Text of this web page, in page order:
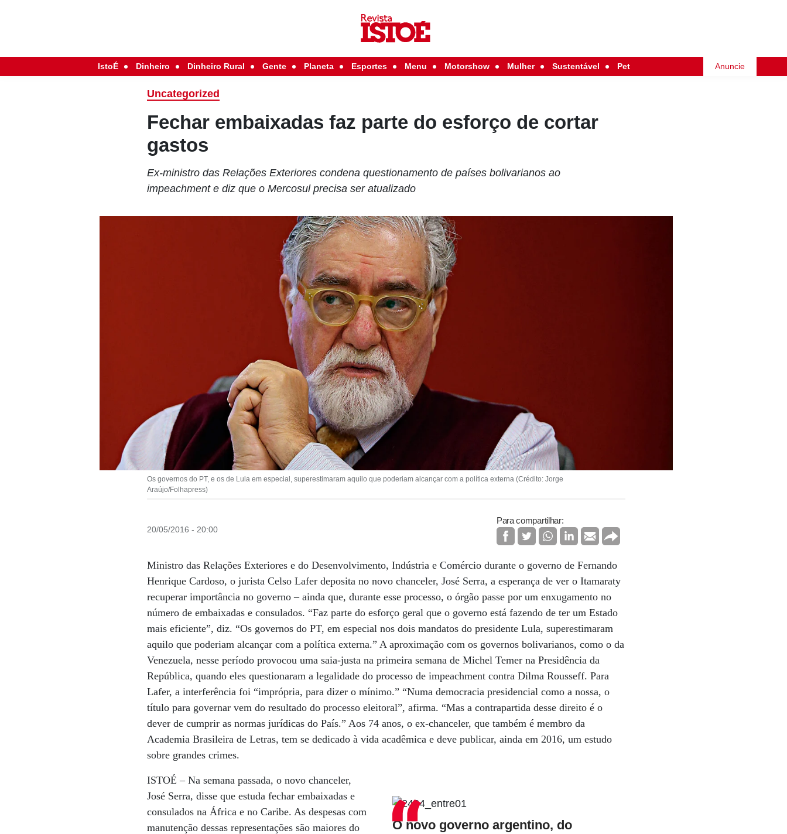
IstoÉ Dinheiro Dinheiro Rural Gente Planeta Esportes Menu Motorshow Mulher Sustentável Pet Anuncie
Uncategorized
Fechar embaixadas faz parte do esforço de cortar
gastos
Ex-ministro das Relações Exteriores condena questionamento de países bolivarianos ao
impeachment e diz que o Mercosul precisa ser atualizado
Os governos do PT, e os de Lula em especial, superestimaram aquilo que poderiam alcançar com a política externa (Crédito: Jorge
Araújo/Folhapress)
20/05/2016 - 20:00
Para compartilhar:
Ministro das Relações Exteriores e do Desenvolvimento, Indústria e Comércio durante o governo de Fernando
Henrique Cardoso, o jurista Celso Lafer deposita no novo chanceler, José Serra, a esperança de ver o Itamaraty
recuperar importância no governo – ainda que, durante esse processo, o órgão passe por um enxugamento no
número de embaixadas e consulados. “Faz parte do esforço geral que o governo está fazendo de ter um Estado
mais eficiente”, diz. “Os governos do PT, em especial nos dois mandatos do presidente Lula, superestimaram
aquilo que poderiam alcançar com a política externa.” A aproximação com os governos bolivarianos, como o da
Venezuela, nesse período provocou uma saia-justa na primeira semana de Michel Temer na Presidência da
República, quando eles questionaram a legalidade do processo de impeachment contra Dilma Rousseff. Para
Lafer, a interferência foi “imprópria, para dizer o mínimo.” “Numa democracia presidencial como a nossa, o
título para governar vem do resultado do processo eleitoral”, afirma. “Mas a contrapartida desse direito é o
dever de cumprir as normas jurídicas do País.” Aos 74 anos, o ex-chanceler, que também é membro da
Academia Brasileira de Letras, tem se dedicado à vida acadêmica e deve publicar, ainda em 2016, um estudo
sobre grandes crimes.
O novo governo argentino, do
ISTOÉ – Na semana passada, o novo chanceler,
José Serra, disse que estuda fechar embaixadas e
consulados na África e no Caribe. As despesas com
manutenção dessas representações são maiores do